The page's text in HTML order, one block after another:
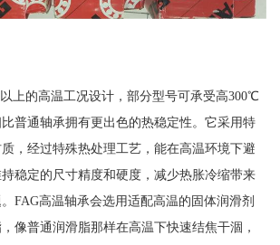
上的高温工况设计，部分型号可承受高300℃
普通轴承拥有更出色的热稳定性。它采用特
，经过特殊热处理工艺，能在高温环境下避
稳定的尺寸精度和硬度，减少热胀冷缩带来
FAG高温轴承会选用适配高温的固体润滑剂
像普通润滑脂那样在高温下快速结焦干涸，